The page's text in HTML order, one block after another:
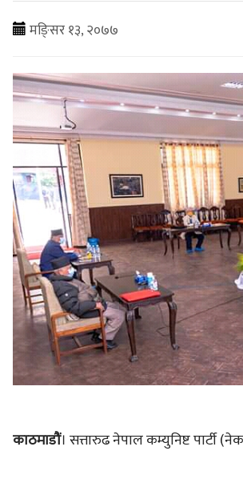
मङि्सर १३, २०७७
काठमाडौं। सत्तारुढ नेपाल कम्युनिष्ट